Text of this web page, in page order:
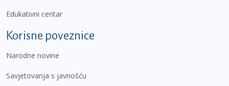
Edukativni centar
Korisne poveznice
Narodne novine
Savjetovanja s javnošću